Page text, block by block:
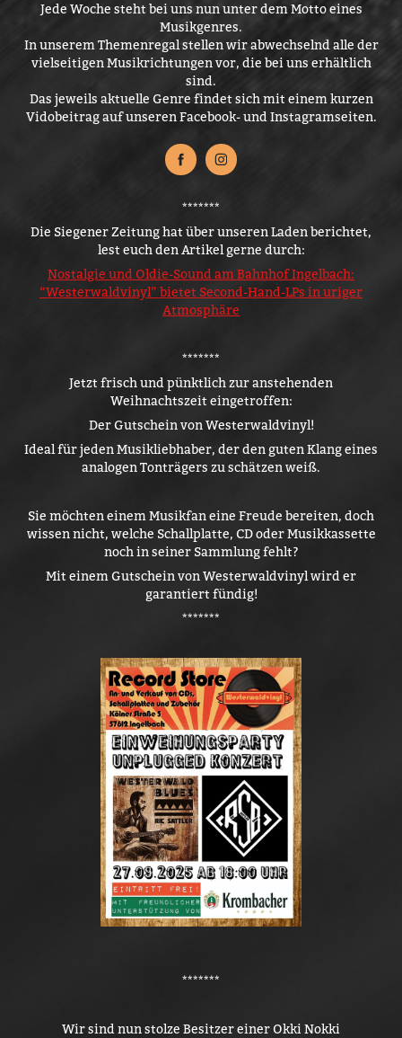
Jede Woche steht bei uns nun unter dem Motto eines
Musikgenres.
In unserem Themenregal stellen wir abwechselnd alle der
vielseitigen Musikrichtungen vor, die bei uns erhältlich
sind.
Das jeweils aktuelle Genre findet sich mit einem kurzen
Vidobeitrag auf unseren Facebook- und Instagramseiten.
*******
Die Siegener Zeitung hat über unseren Laden berichtet,
lest euch den Artikel gerne durch:
Nostalgie und Oldie-Sound am Bahnhof Ingelbach:
“Westerwaldvinyl” bietet Second-Hand-LPs in uriger
Atmosphäre
*******
Jetzt frisch und pünktlich zur anstehenden
Weihnachtszeit eingetroffen:
Der Gutschein von Westerwaldvinyl!
Ideal für jeden Musikliebhaber, der den guten Klang eines
analogen Tonträgers zu schätzen weiß.
Sie möchten einem Musikfan eine Freude bereiten, doch
wissen nicht, welche Schallplatte, CD oder Musikkassette
noch in seiner Sammlung fehlt?
Mit einem Gutschein von Westerwaldvinyl wird er
garantiert fündig!
​​​​​​​*******
*******
Wir sind nun stolze Besitzer einer Okki Nokki